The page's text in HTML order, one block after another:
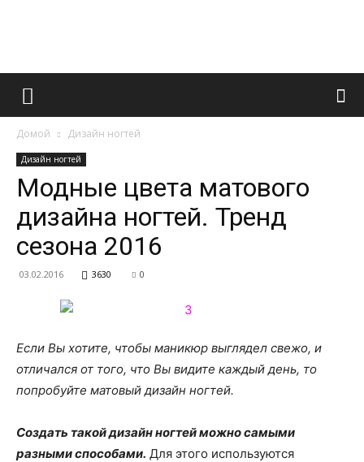
Французский
и
о
нем
Домой Дизайн ногтей
Дизайн ногтей
Модные цвета матового
дизайна ногтей. Тренд
сезона 2016
03.02.2016 3630 0
Если Вы хотите, чтобы маникюр выглядел свежо, и
отличался от того, что Вы видите каждый день, то
попробуйте матовый дизайн ногтей.
Создать такой дизайн ногтей можно самыми
разными способами. Для этого используются